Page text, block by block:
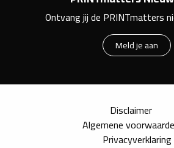
Ontvang jij de PRINTmatters
Meld je aan
Disclaimer
Algemene
Privacyverklaring